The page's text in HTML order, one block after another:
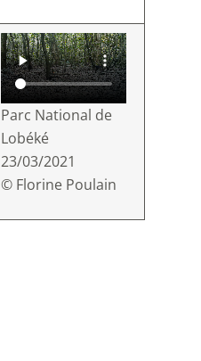
Parc National de
Lobéké
23/03/2021
© Florine Poulain